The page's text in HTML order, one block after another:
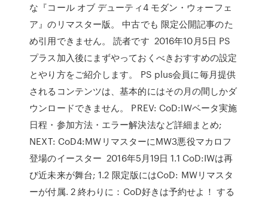
な『コール オブ デューティ4 モダン・ウォーフェ
ア』のリマスター版。 中古でも 限定公開記事のた
め引用できません。 読者です 2016年10月5日 PS
プラス加入後にまずやっておくべきおすすめの設定
とやり方をご紹介します。 PS plus会員に毎月提供
されるコンテンツは、基本的にはその月の間しかダ
ウンロードできません。 PREV: CoD:IWベータ実施
日程・参加方法・エラー解決法など詳細まとめ;
NEXT: CoD4:MWリマスターにMW3悪役マカロフ
登場のイースター 2016年5月19日 1.1 CoD:IWは再
び近未来が舞台; 1.2 限定版にはCoD: MWリマスタ
ーが付属. 2 終わりに：CoD好きは予約せよ！ する